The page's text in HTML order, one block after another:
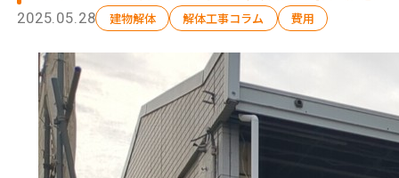
2025.05.28 建物解体 解体工事コラム 費用